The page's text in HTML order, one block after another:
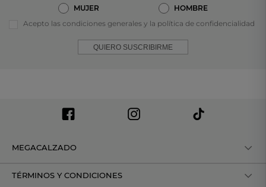
MUJER
HOMBRE
Acepto las condiciones generales y la política de confidencialidad
QUIERO SUSCRIBIRME
MEGACALZADO
TÉRMINOS Y CONDICIONES